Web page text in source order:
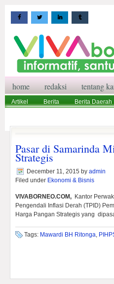
home redaksi tentang
Artikel Berita Berita Daerah
Pasar di Samarinda
Strategis
December 11, 2015 by admin
Filed under Ekonomi & Bisnis
VIVABORNEO.COM, Kantor
Pengendali Inflasi Derah (TPID)
Harga Pangan Strategis yang
Tags: Mawardi BH Ritonga,